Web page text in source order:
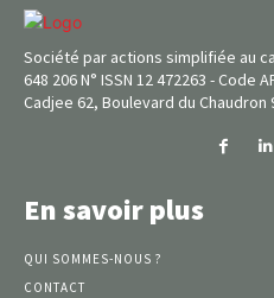
Société par actions simplifiée au
648 206 N° ISSN 12 472263 - Code
Cadjee 62, Boulevard du Chaudron
En savoir plus
QUI SOMMES-NOUS ?
CONTACT